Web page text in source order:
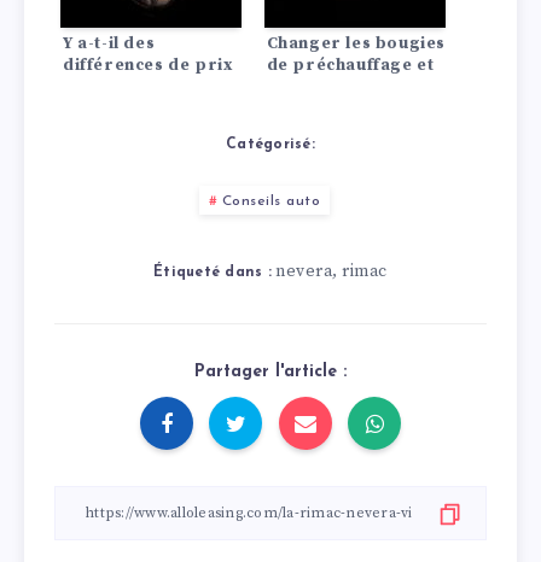
Y a-t-il des
différences de prix
Changer les bougies
de préchauffage et
Catégorisé:
Conseils auto
Étiqueté dans : nevera,rimac
Partager l'article :